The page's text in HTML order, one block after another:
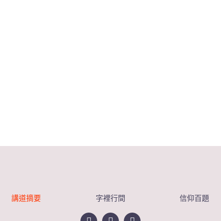
講道摘要 字裡行間 信仰百題